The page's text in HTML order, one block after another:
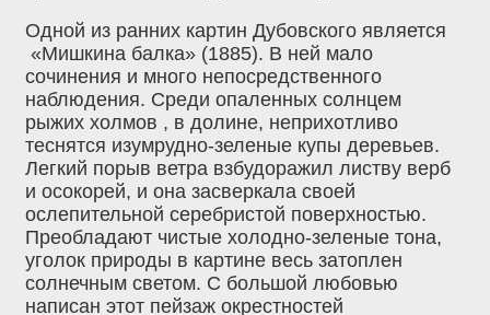
Одной из ранних картин Дубовского является
«Мишкина балка» (1885). В ней мало
сочинения и много непосредственного
наблюдения. Среди опаленных солнцем
рыжих холмов , в долине, неприхотливо
теснятся изумрудно-зеленые купы деревьев.
Легкий порыв ветра взбудоражил листву верб
и осокорей, и она засверкала своей
ослепительной серебристой поверхностью.
Преобладают чистые холодно-зеленые тона,
уголок природы в картине весь затоплен
солнечным светом. С большой любовью
написан этот пейзаж окрестностей